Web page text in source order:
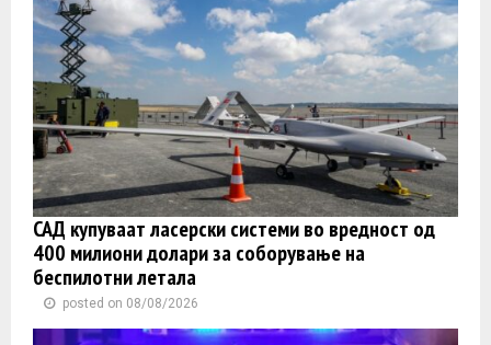
САД купуваат ласерски системи во вредност од
400 милиони долари за соборување на
беспилотни летала
posted on 08/08/2026